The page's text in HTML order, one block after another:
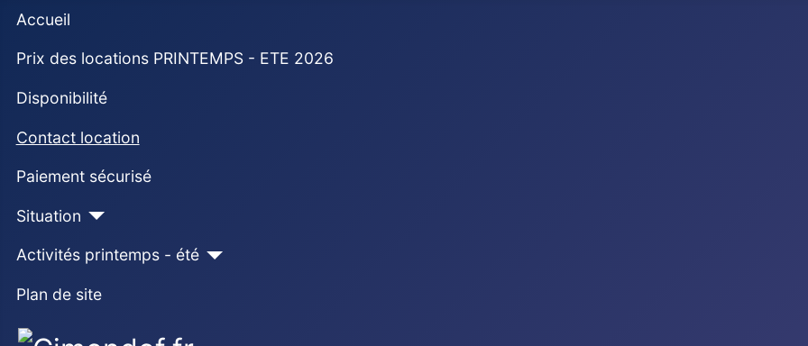
Accueil
Prix des locations PRINTEMPS - ETE 2026
Disponibilité
Contact location
Paiement sécurisé
Situation
Activités printemps - été
Plan de site